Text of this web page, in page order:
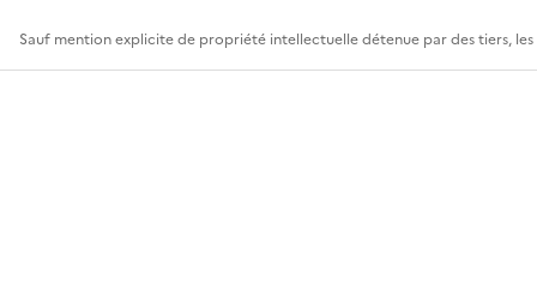
Sauf mention explicite de propriété intellectuelle détenue par des tiers,